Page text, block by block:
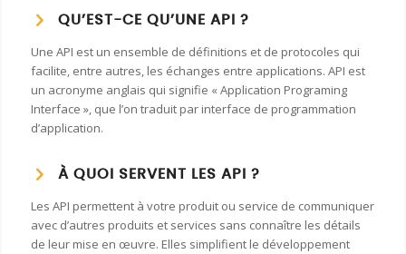
QU’EST-CE QU’UNE API ?
Une API est un ensemble de définitions et de protocoles qui
facilite, entre autres, les échanges entre applications. API est
un acronyme anglais qui signifie « Application Programing
Interface », que l’on traduit par interface de programmation
d’application.
À QUOI SERVENT LES API ?
Les API permettent à votre produit ou service de communiquer
avec d’autres produits et services sans connaître les détails
de leur mise en œuvre. Elles simplifient le développement